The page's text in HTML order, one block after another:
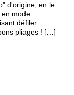
d'origine, en le
mode
défiler
pliages ! […]